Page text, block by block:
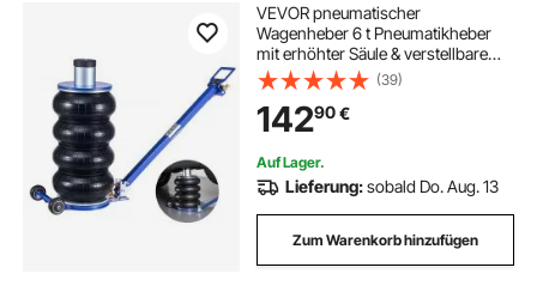
VEVOR pneumatischer
Wagenheber 6 t Pneumatikheber
mit erhöhter Säule & verstellbarem
Griff & dicker Gummiauflage, 170–
583 mm Hubhöhe, schnelles
Anheben, Druckluftwagenheber für
Pkw SUVs Pickups
(39)
14290€
Auf Lager.
Lieferung:sobald Do. Aug. 13
Zum Warenkorb hinzufügen